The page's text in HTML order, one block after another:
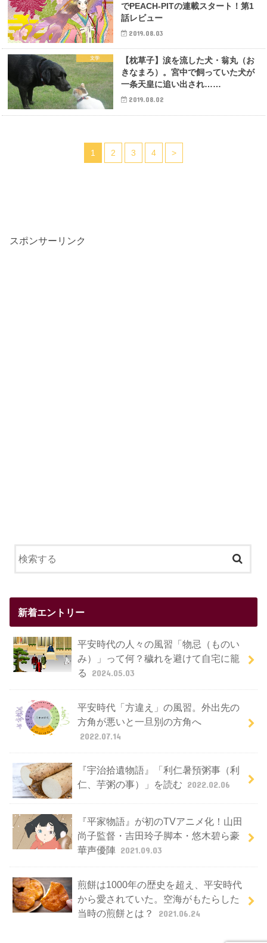
でPEACH-PITの連載スタート！第1
話レビュー
2019.08.03
文学
【枕草子】涙を流した犬・翁丸（お
きなまろ）。宮中で飼っていた犬が
一条天皇に追い出され……
2019.08.02
1 2 3 4 >
スポンサーリンク
新着エントリー
平安時代の人々の風習「物忌（ものい
み）」って何？穢れを避けて自宅に籠
る
2024.05.03
平安時代「方違え」の風習。外出先の
方角が悪いと一旦別の方角へ
2022.07.14
『宇治拾遺物語』「利仁暑預粥事（利
仁、芋粥の事）」を読む 2022.02.06
『平家物語』が初のTVアニメ化！山田
尚子監督・吉田玲子脚本・悠木碧ら豪
華声優陣 2021.09.03
煎餅は1000年の歴史を超え、平安時代
から愛されていた。空海がもたらした
当時の煎餅とは？
2021.06.24